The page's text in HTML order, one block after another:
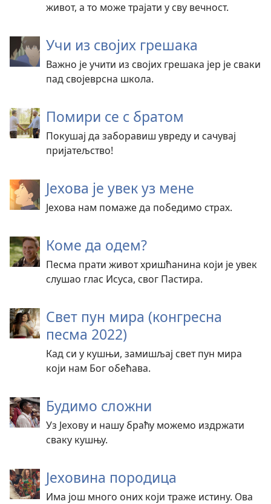
живот, а то може трајати у сву вечност.
Учи из својих грешака
Важно је учити из својих грешака јер је сваки
пад својеврсна школа.
Помири се с братом
Покушај да заборавиш увреду и сачувај
пријатељство!
Јехова је увек уз мене
Јехова нам помаже да победимо страх.
Коме да одем?
Песма прати живот хришћанина који је увек
слушао глас Исуса, свог Пастира.
Свет пун мира (конгресна
песма 2022)
Кад си у кушњи, замишљај свет пун мира
који нам Бог обећава.
Будимо сложни
Уз Јехову и нашу браћу можемо издржати
сваку кушњу.
Јеховина породица
Има још много оних који траже истину. Ова